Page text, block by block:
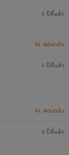
4 ปีที่แล้ว
ตอบกลับ
4 ปีที่แล้ว
ตอบกลับ
4 ปีที่แล้ว